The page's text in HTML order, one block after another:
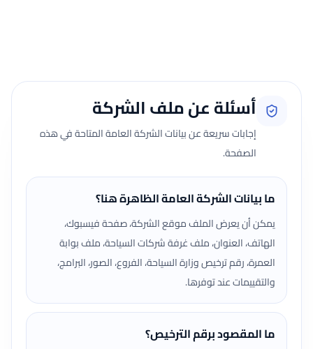
أسئلة عن ملف الشركة
إجابات سريعة عن بيانات الشركة العامة المتاحة في هذه
الصفحة.
ما بيانات الشركة العامة الظاهرة هنا؟
يمكن أن يعرض الملف موقع الشركة، صفحة فيسبوك،
الهاتف، العنوان، ملف غرفة شركات السياحة، ملف بوابة
العمرة، رقم ترخيص وزارة السياحة، الفروع، الصور، البرامج،
والتقييمات عند توفرها.
ما المقصود برقم الترخيص؟